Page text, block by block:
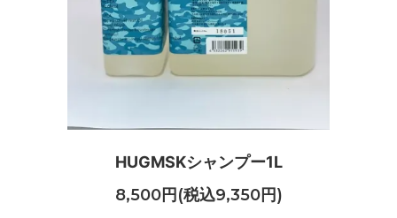
HUGMSKシャンプー1L
8,500円(税込9,350円)